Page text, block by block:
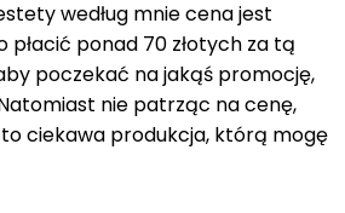
według mnie cena jest
płacić ponad 70 złotych za tą
poczekać na jakąś promocję,
nie patrząc na cenę,
ciekawa produkcja, którą mogę